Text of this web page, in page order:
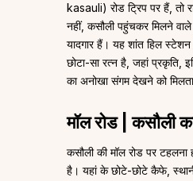
kasauli) रोड ट्रिप पर हैं, तो
नहीं, कसौली पहुंचकर मिलने
यादगार हैं। यह शांत हिल
छोटा-सा रत्न है, जहां प्रकृति,
का अनोखा संगम देखने को
मॉल रोड | कसौली
कसौली की मॉल रोड पर टहलना
है। यहां के छोटे-छोटे कैफे,